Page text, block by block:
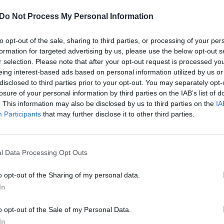
Do Not Process My Personal Information
opt-out of the sale, sharing to third parties, or processing of your
for targeted advertising by us, please use the below opt-out
selection. Please note that after your opt-out request is processed
interest-based ads based on personal information utilized by us
to third parties prior to your opt-out. You may separately
of your personal information by third parties on the IAB’s list of
This information may also be disclosed by us to third parties on the
Participants that may further disclose it to other third parties.
Data Processing Opt Outs
opt-out of the Sharing of my personal data.
opt-out of the Sale of my Personal Data.
kelias dienas, krabaikeliauja iš salos prie Vakarų
Po to patelės lieka urvuose prie
o patinai grįžta į salos vidurį. Kiekviena krabė
kuriuos ji padeda į vandenyną.
migracija tik Lrytas.TV
pasiekė 41,4 laipsnio